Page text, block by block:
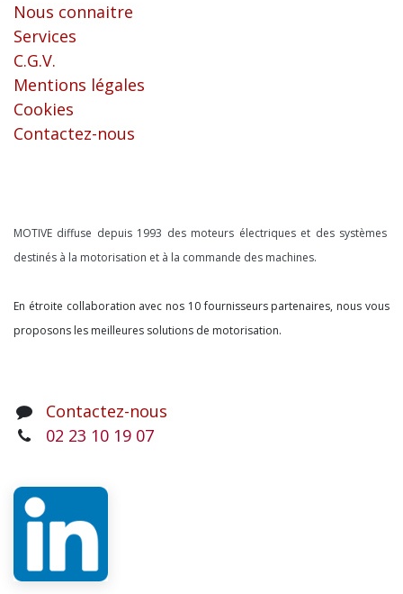
Nous connaitre
Services
C.G.V.
Mentions légales
Cookies
Contactez-nous
MOTIVE diffuse depuis 1993 des moteurs électriques et des systèmes
destinés à la motorisation et à la commande des machines.
En étroite collaboration avec nos 10 fournisseurs partenaires, nous vous
proposons les meilleures solutions de motorisation.
Contactez-nous
02 23 10 19 07